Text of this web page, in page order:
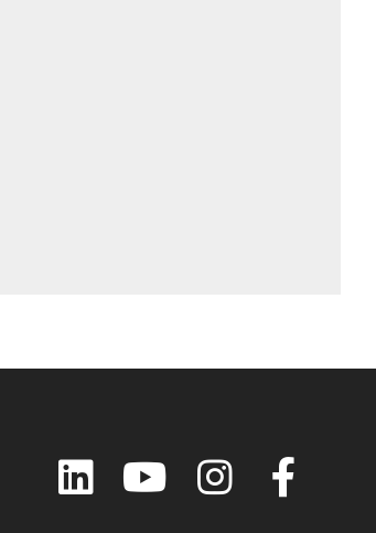
LinkedIn YouTube Instagram